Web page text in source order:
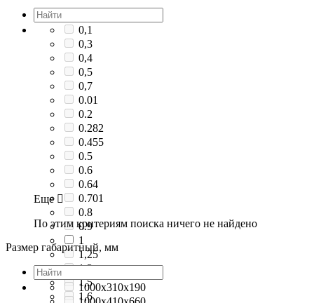
0,1
0,3
0,4
0,5
0,7
0.01
0.2
0.282
0.455
0.5
0.6
0.64
0.701
0.8
0.9
1
1,25
1,3
1,5
1,6
Еще 
По этим критериям поиска ничего не найдено
Размер габаритный, мм
1000x310x190